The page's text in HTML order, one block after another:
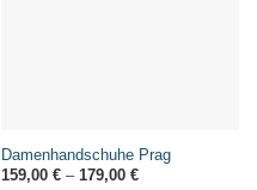
Damenhandschuhe Prag
159,00 €– 179,00 €